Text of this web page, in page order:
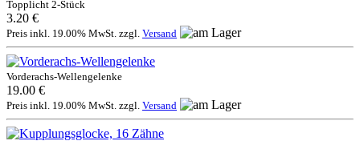
Topplicht 2-Stück
3.20 €
Preis inkl. 19.00% MwSt. zzgl. Versand
Vorderachs-Wellengelenke
19.00 €
Preis inkl. 19.00% MwSt. zzgl. Versand